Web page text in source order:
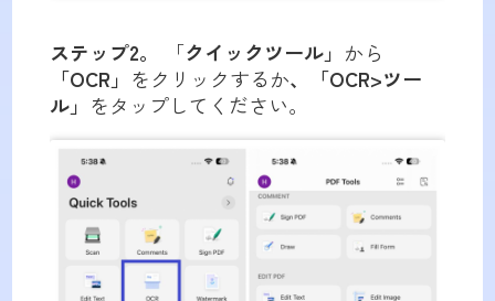
ステップ2。 「クイックツール」 から
「OCR」 をクリックするか、「OCR>ツー
ル」 をタップしてください。